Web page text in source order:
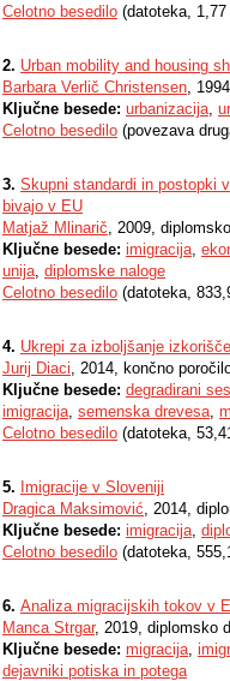
Celotno besedilo (datoteka,
2. Urban mobility and housing
Barbara Verlič Christensen,
Ključne besede: urbanizacija,
Celotno besedilo (povezava
3. Skupni standardi in postopki
bivajo v EU
Matjaž Mlinarič, 2009,
Ključne besede: imigracija,
unija, diplomske naloge
Celotno besedilo (datoteka,
4. Ukrepi za izboljšanje
Jurij Diaci, 2014, končno
Ključne besede: degradirani
imigracija, semenska drevesa,
Celotno besedilo (datoteka,
5. Imigracije v Sloveniji
Dragica Maksimović, 2014,
Ključne besede: imigracija,
Celotno besedilo (datoteka,
6. Analiza migracijskih tokov v
Manca Strgar, 2019, diplomsko
Ključne besede: migracija,
dejavniki potiska in potega